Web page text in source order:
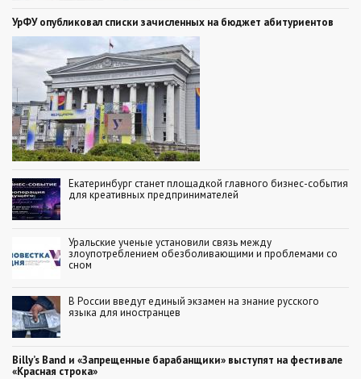
УрФУ опубликовал списки зачисленных на бюджет абитуриентов
Екатеринбург станет площадкой главного бизнес-события
для креативных предпринимателей
Уральские ученые установили связь между
злоупотреблением обезболивающими и проблемами со
сном
В России введут единый экзамен на знание русского
языка для иностранцев
Billy’s Band и «Запрещенные барабанщики» выступят на фестивале
«Красная строка»